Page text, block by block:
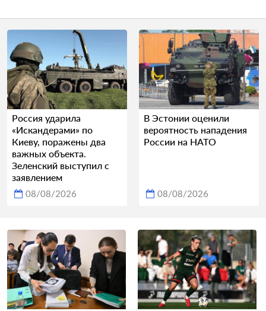
Россия ударила
«Искандерами» по
Киеву, поражены два
важных объекта.
Зеленский выступил с
заявлением
08/08/2026
В Эстонии оценили
вероятность нападения
России на НАТО
08/08/2026